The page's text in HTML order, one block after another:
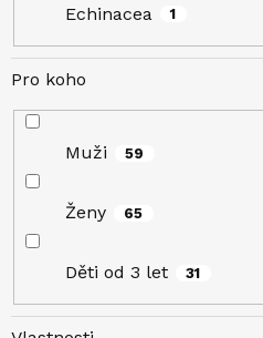
Echinacea 1
Pro koho
Muži 59
Ženy 65
Děti od 3 let 31